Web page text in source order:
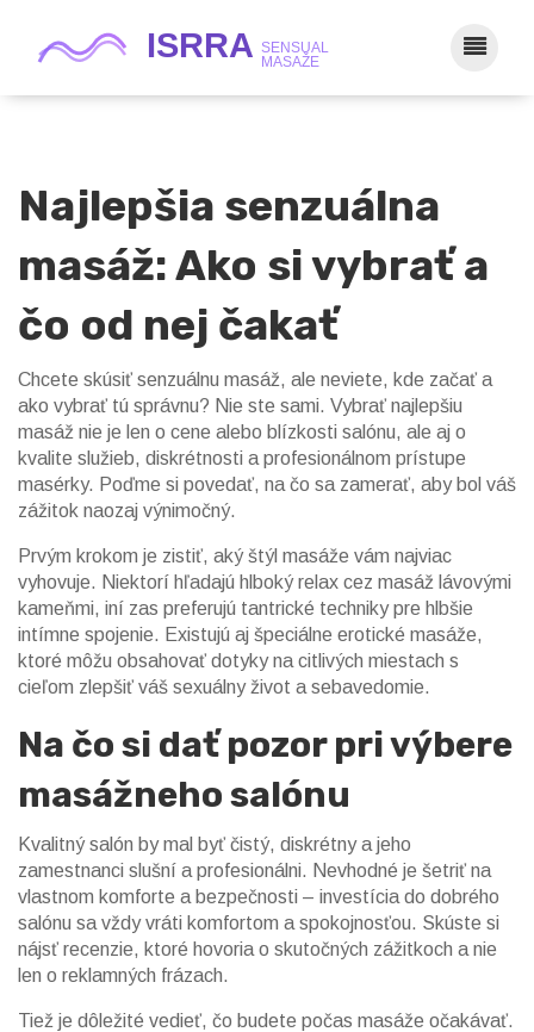
Najlepšia senzuálna
masáž: Ako si vybrať a
čo od nej čakať
Chcete skúsiť senzuálnu masáž, ale neviete, kde začať a
ako vybrať tú správnu? Nie ste sami. Vybrať najlepšiu
masáž nie je len o cene alebo blízkosti salónu, ale aj o
kvalite služieb, diskrétnosti a profesionálnom prístupe
masérky. Poďme si povedať, na čo sa zamerať, aby bol váš
zážitok naozaj výnimočný.
Prvým krokom je zistiť, aký štýl masáže vám najviac
vyhovuje. Niektorí hľadajú hlboký relax cez masáž lávovými
kameňmi, iní zas preferujú tantrické techniky pre hlbšie
intímne spojenie. Existujú aj špeciálne erotické masáže,
ktoré môžu obsahovať dotyky na citlivých miestach s
cieľom zlepšiť váš sexuálny život a sebavedomie.
Na čo si dať pozor pri výbere
masážneho salónu
Kvalitný salón by mal byť čistý, diskrétny a jeho
zamestnanci slušní a profesionálni. Nevhodné je šetriť na
vlastnom komforte a bezpečnosti – investícia do dobrého
salónu sa vždy vráti komfortom a spokojnosťou. Skúste si
nájsť recenzie, ktoré hovoria o skutočných zážitkoch a nie
len o reklamných frázach.
Tiež je dôležité vedieť, čo budete počas masáže očakávať.